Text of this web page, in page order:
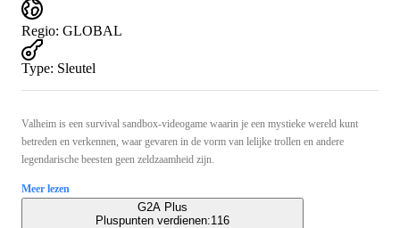
Regio: GLOBAL
Type: Sleutel
Valheim is een survival sandbox-videogame waarin je een mystieke wereld kunt
betreden en verkennen, waar gevaren in de vorm van lelijke trollen en andere
legendarische beesten geen zeldzaamheid zijn.
Meer lezen
G2A Plus
Pluspunten verdienen:116